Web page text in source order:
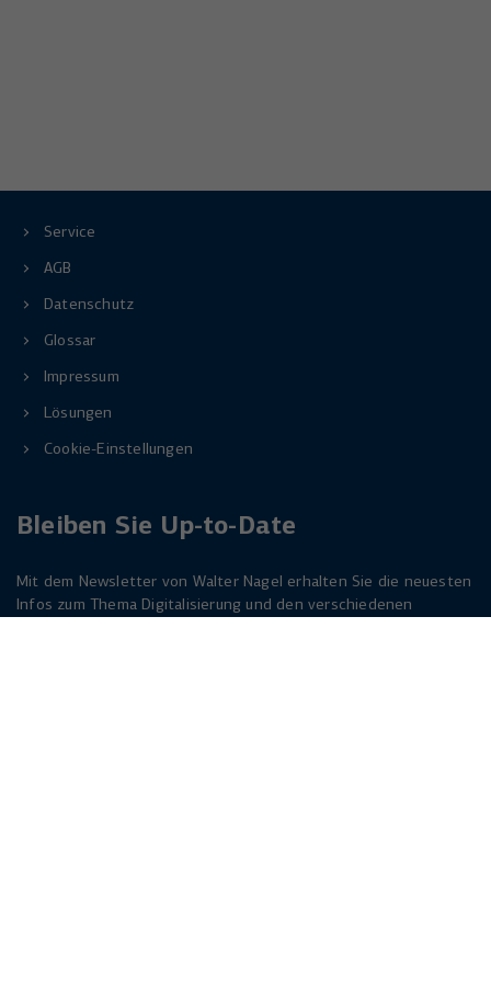
Service
AGB
Datenschutz
Glossar
Impressum
Lösungen
Cookie-Einstellungen
Bleiben Sie Up-to-Date
Mit dem Newsletter von Walter Nagel erhalten Sie die neuesten
Infos zum Thema Digitalisierung und den verschiedenen